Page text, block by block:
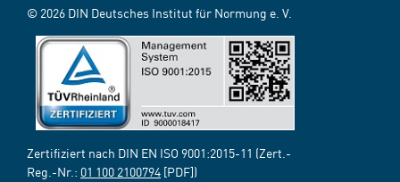
© 2026 DIN Deutsches Institut für Normung e. V.
Zertifiziert nach DIN EN ISO 9001:2015-11 (Zert.-
Reg.-Nr.: 01 100 2100794 [PDF])